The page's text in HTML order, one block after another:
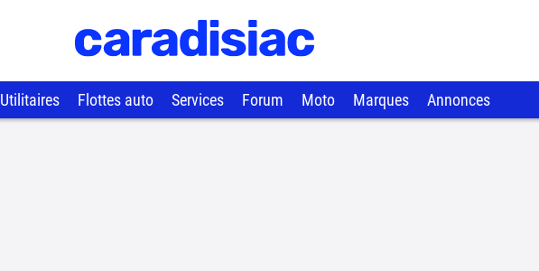
Utilitaires Flottes auto Services Forum Moto Marques Annonces